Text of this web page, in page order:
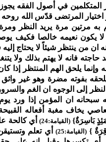
المتكلمين في أصول الفقه
اختيار المرتضى قدّس الله
به مرتين مرة يريد النظر ومرة
لا يكون نعيمه خالصا فكيف
ان من ينتظر شيئاً لا يحتاج
حاجته فانه لا يهتم بذلك ولا
وإنما يلحق الهم المنتظر إذا
بفوته مضرة وهو غير واثق
إلى الوجوه ان الغم
سبحانه ان المؤمن إذا ورد يوم
يخاف مغبة أفعاله
بَاسِرَةٌ} (القيامة:24)
أي كالحة
} (القيامة:25)
أي تعلم